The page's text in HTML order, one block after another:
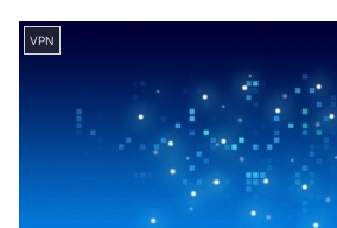
VPN